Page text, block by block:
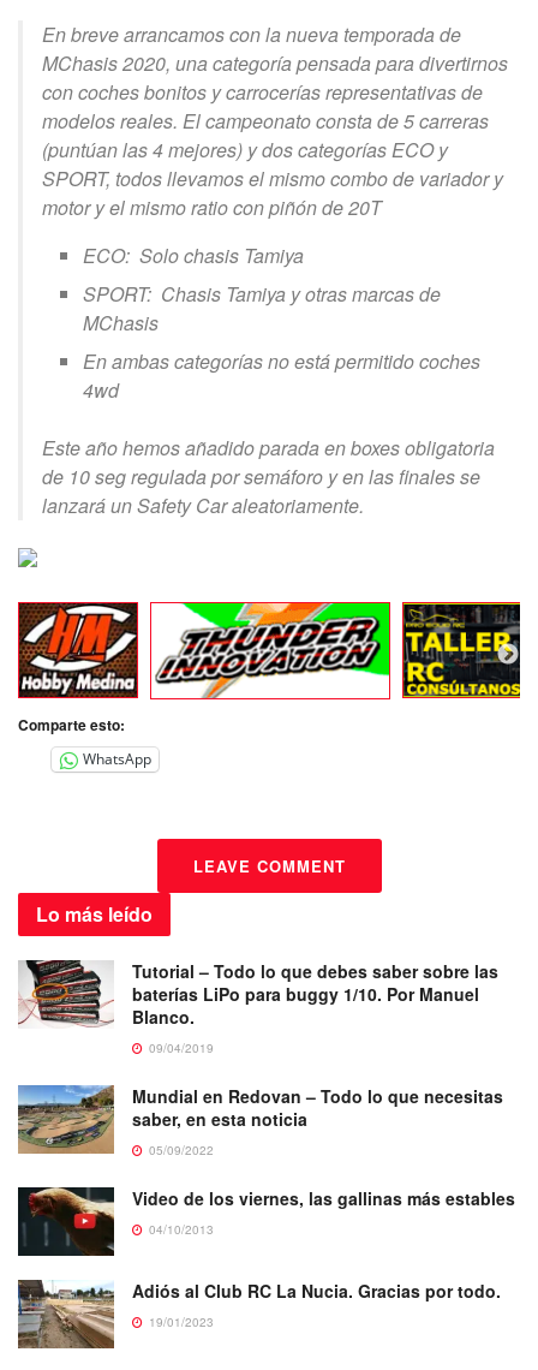
En breve arrancamos con la nueva temporada de
MChasis 2020, una categoría pensada para divertirnos
con coches bonitos y carrocerías representativas de
modelos reales. El campeonato consta de 5 carreras
(puntúan las 4 mejores) y dos categorías ECO y
SPORT, todos llevamos el mismo combo de variador y
motor y el mismo ratio con piñón de 20T
ECO: Solo chasis Tamiya
SPORT: Chasis Tamiya y otras marcas de
MChasis
En ambas categorías no está permitido coches
4wd
Este año hemos añadido parada en boxes obligatoria
de 10 seg regulada por semáforo y en las finales se
lanzará un Safety Car aleatoriamente.
Comparte esto:
WhatsApp
LEAVE COMMENT
Lo más leído
Tutorial – Todo lo que debes saber sobre las
baterías LiPo para buggy 1/10. Por Manuel
Blanco.
09/04/2019
Mundial en Redovan – Todo lo que necesitas
saber, en esta noticia
05/09/2022
Video de los viernes, las gallinas más estables
04/10/2013
Adiós al Club RC La Nucia. Gracias por todo.
19/01/2023